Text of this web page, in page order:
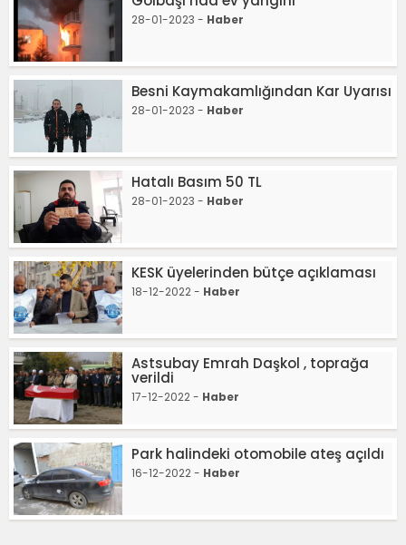
28-01-2023 - Haber
Besni Kaymakamlığından Kar Uyarısı
28-01-2023 - Haber
Hatalı Basım 50 TL
28-01-2023 - Haber
KESK üyelerinden bütçe açıklaması
18-12-2022 - Haber
Astsubay Emrah Daşkol , toprağa
verildi
17-12-2022 - Haber
Park halindeki otomobile ateş açıldı
16-12-2022 - Haber